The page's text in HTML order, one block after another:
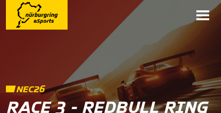
NEC26
RACE 3 - REDBULL RING